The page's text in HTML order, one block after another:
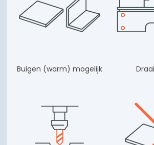
Buigen (warm) mogelijk